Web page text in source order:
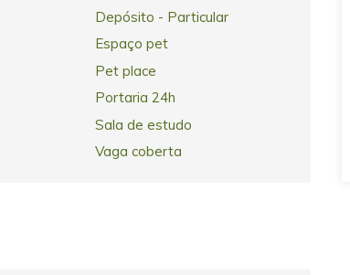
Depósito - Particular
Espaço pet
Pet place
Portaria 24h
Sala de estudo
Vaga coberta